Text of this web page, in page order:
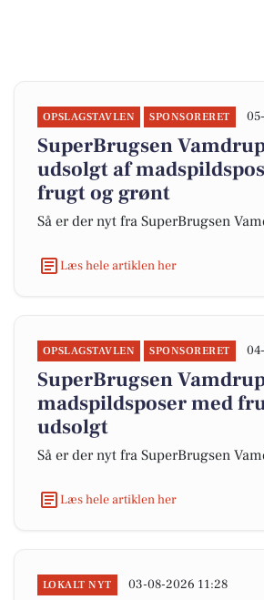
OPSLAGSTAVLEN SPONSORERET
SuperBrugsen
udsolgt af
frugt og grønt
Så er der nyt fra SuperBrugsen
Læs hele artiklen her
OPSLAGSTAVLEN SPONSORERET
SuperBrugsen
madspildsposer med
udsolgt
Så er der nyt fra SuperBrugsen
Læs hele artiklen her
LOKALT NYT 03-08-2026 11:28